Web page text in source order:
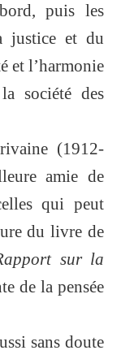
puis les
justice et du
et l’harmonie
société des
(1912-
amie de
qui peut
du livre de
sur la
de la pensée
sans doute